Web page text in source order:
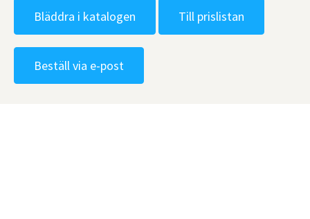
Bläddra i katalogen Till prislistan
Beställ via e-post